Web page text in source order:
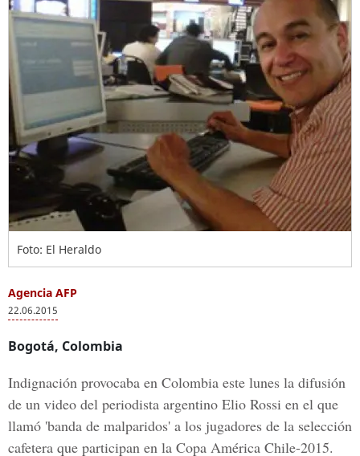
Foto: El Heraldo
Agencia AFP
22.06.2015
Bogotá, Colombia
Indignación provocaba en Colombia este lunes la difusión
de un video del periodista argentino Elio Rossi en el que
llamó 'banda de malparidos' a los jugadores de la selección
cafetera que participan en la Copa América Chile-2015.